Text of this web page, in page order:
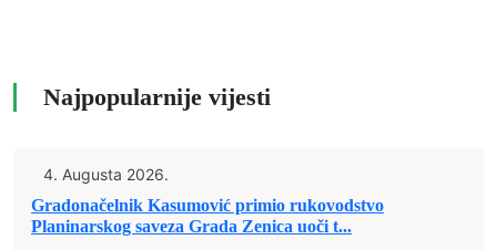
Najpopularnije vijesti
4. Augusta 2026.
Gradonačelnik Kasumović primio rukovodstvo
Planinarskog saveza Grada Zenica uoči t...